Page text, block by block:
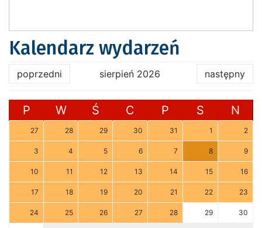
Kalendarz wydarzeń
poprzedni sierpień 2026 następny
P W Ś C P S N
27 28 29 30 31 1 2
3 4 5 6 7 8 9
10 11 12 13 14 15 16
17 18 19 20 21 22 23
24 25 26 27 28 29 30